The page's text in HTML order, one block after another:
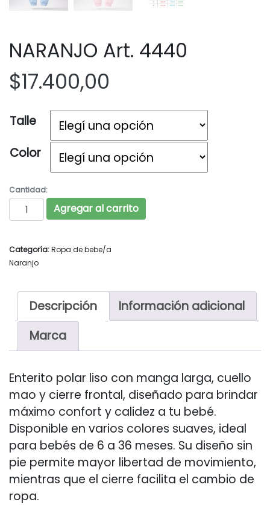
NARANJO Art. 4440
$17.400,00
Talle
Color
Cantidad:
NARANJO Art. 4440 cantidad
Agregar al carrito
Categoría:Ropa de bebe/a
Naranjo
Descripción
Información adicional
Marca
Enterito polar liso con manga larga, cuello
mao y cierre frontal, diseñado para brindar
máximo confort y calidez a tu bebé.
Disponible en varios colores suaves, ideal
para bebés de 6 a 36 meses. Su diseño sin
pie permite mayor libertad de movimiento,
mientras que el cierre facilita el cambio de
ropa.